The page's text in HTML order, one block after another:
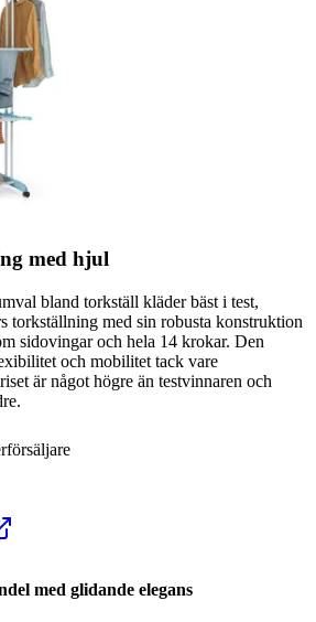
med hjul
bland torkställ kläder bäst i test,
torkställning med sin robusta konstruktion
sidovingar och hela 14 krokar. Den
och mobilitet tack vare
är något högre än testvinnaren och
med glidande elegans